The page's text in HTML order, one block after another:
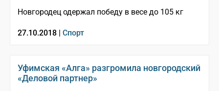
Новгородец одержал победу в весе до 105 кг
27.10.2018 | Спорт
Уфимская «Алга» разгромила новгородский
«Деловой партнер»